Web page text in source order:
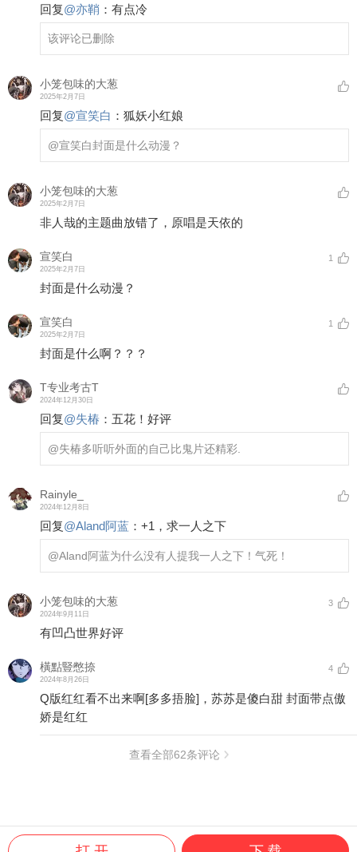
回复@亦鞘 ： 有点冷
该评论已删除
小笼包味的大葱
2025年2月7日
回复@宣笑白 ： 狐妖小红娘
@宣笑白封面是什么动漫？
小笼包味的大葱
2025年2月7日
非人哉的主题曲放错了，原唱是天依的
宣笑白
2025年2月7日
1
封面是什么动漫？
宣笑白
2025年2月7日
1
封面是什么啊？？？
T专业考古T
2024年12月30日
回复@失椿 ： 五花！好评
@失椿多听听外面的自己比鬼片还精彩.
Rainyle_
2024年12月8日
回复@Aland阿蓝 ： +1，求一人之下
@Aland阿蓝为什么没有人提我一人之下！气死！
小笼包味的大葱
2024年9月11日
3
有凹凸世界好评
橫點豎憋捺
2024年8月26日
4
Q版红红看不出来啊[多多捂脸] ，苏苏是傻白甜 封面带点傲
娇是红红
查看全部62条评论